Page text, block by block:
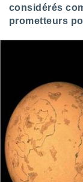
à
web.
nos
le
des
considérés
prometteurs